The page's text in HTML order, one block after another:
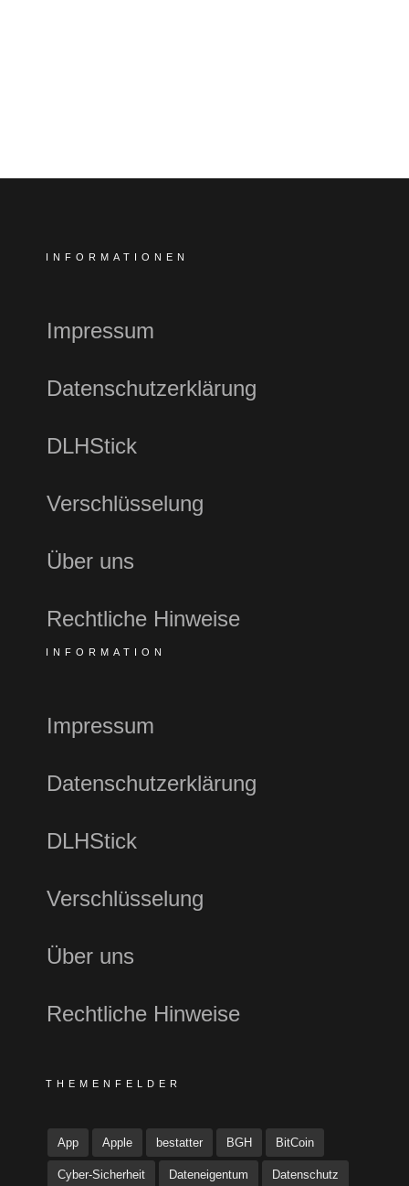
INFORMATIONEN
Impressum
Datenschutzerklärung
DLHStick
Verschlüsselung
Über uns
Rechtliche Hinweise
INFORMATION
Impressum
Datenschutzerklärung
DLHStick
Verschlüsselung
Über uns
Rechtliche Hinweise
THEMENFELDER
App Apple bestatter BGH BitCoin
Cyber-Sicherheit Dateneigentum Datenschutz